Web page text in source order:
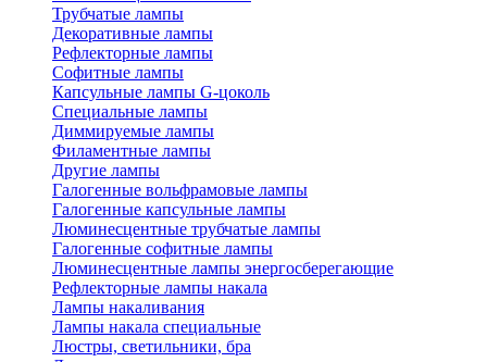
Трубчатые лампы
Декоративные лампы
Рефлекторные лампы
Софитные лампы
Капсульные лампы G-цоколь
Специальные лампы
Диммируемые лампы
Филаментные лампы
Другие лампы
Галогенные вольфрамовые лампы
Галогенные капсульные лампы
Люминесцентные трубчатые лампы
Галогенные софитные лампы
Люминесцентные лампы энергосберегающие
Рефлекторные лампы накала
Лампы накаливания
Лампы накала специальные
Люстры, светильники, бра